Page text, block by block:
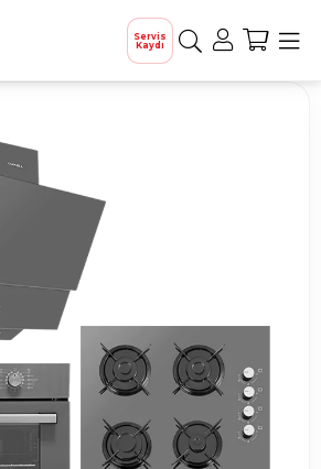
Servis
Kaydı